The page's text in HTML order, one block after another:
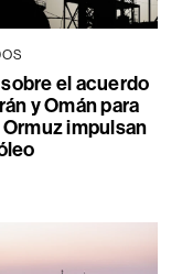
el acuerdo
y Omán para
impulsan